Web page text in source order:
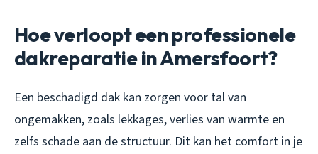
Hoe verloopt een professionele
dakreparatie in Amersfoort?
Een beschadigd dak kan zorgen voor tal van
ongemakken, zoals lekkages, verlies van warmte en
zelfs schade aan de structuur. Dit kan het comfort in je